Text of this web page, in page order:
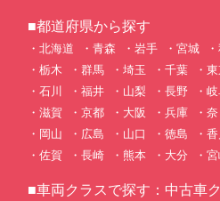
■都道府県から探す
北海道 青森 岩手 宮城
栃木
群馬 埼玉 千葉
石川
福井 山梨 長野
滋賀
京都 大阪 兵庫
岡山
広島 山口 徳島
佐賀
長崎 熊本 大分
■車両クラスで探す：中古車